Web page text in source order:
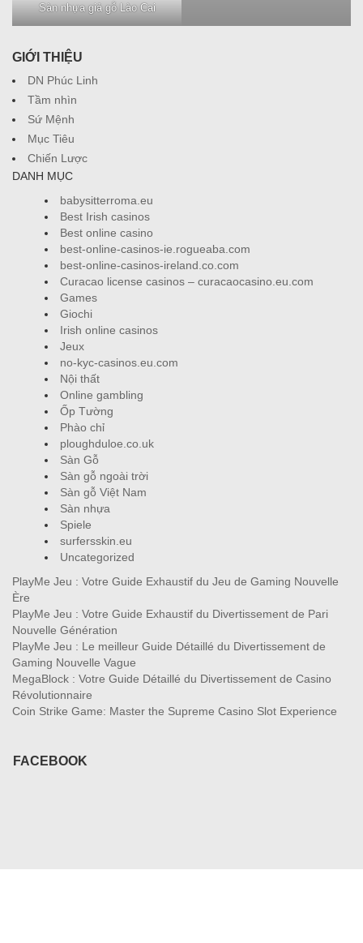
Sàn nhựa giả gỗ Lào Cai
GIỚI THIỆU
DN Phúc Linh
Tầm nhìn
Sứ Mệnh
Mục Tiêu
Chiến Lược
DANH MỤC
babysitterroma.eu
Best Irish casinos
Best online casino
best-online-casinos-ie.rogueaba.com
best-online-casinos-ireland.co.com
Curacao license casinos – curacaocasino.eu.com
Games
Giochi
Irish online casinos
Jeux
no-kyc-casinos.eu.com
Nội thất
Online gambling
Ốp Tường
Phào chỉ
ploughduloe.co.uk
Sàn Gỗ
Sàn gỗ ngoài trời
Sàn gỗ Việt Nam
Sàn nhựa
Spiele
surfersskin.eu
Uncategorized
PlayMe Jeu : Votre Guide Exhaustif du Jeu de Gaming Nouvelle
Ère
PlayMe Jeu : Votre Guide Exhaustif du Divertissement de Pari
Nouvelle Génération
PlayMe Jeu : Le meilleur Guide Détaillé du Divertissement de
Gaming Nouvelle Vague
MegaBlock : Votre Guide Détaillé du Divertissement de Casino
Révolutionnaire
Coin Strike Game: Master the Supreme Casino Slot Experience
FACEBOOK